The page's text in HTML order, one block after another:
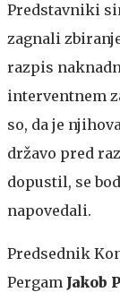
Predstavniki
zagnali
razpis
interventnem
so, da je
državo pred
dopustil, se
napovedali.
Predsednik
Pergam Jakob